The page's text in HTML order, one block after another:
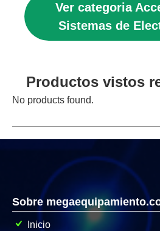
Ver categoria
Sistemas de
Productos vistos
No products found.
Sobre
Inicio